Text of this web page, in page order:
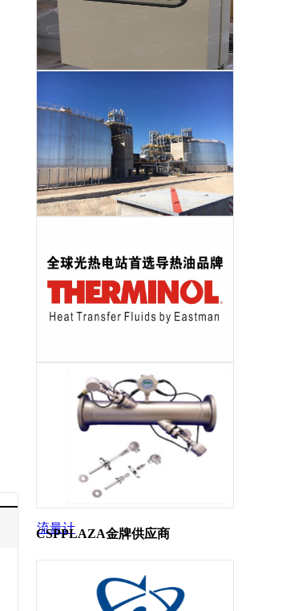
流量计
CSPPLAZA金牌供应商